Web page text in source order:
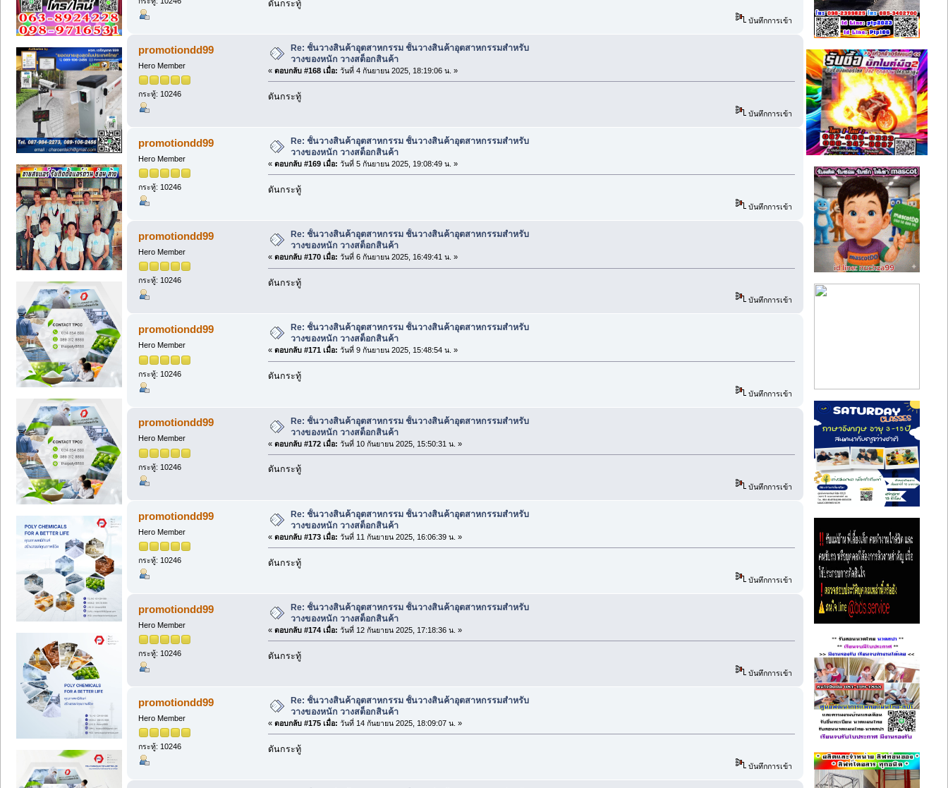
ดันกระทู้
บันทึกการเข้า
promotiondd99
Hero Member
กระทู้: 10246
Re: ชั้นวางสินค้าอุตสาหกรรม ชั้นวางสินค้าอุตสาหกรรมสำหรับ
วางของหนัก วางสต็อกสินค้า
« ตอบกลับ #168 เมื่อ: วันที่ 4 กันยายน 2025, 18:19:06 น. »
ดันกระทู้
บันทึกการเข้า
promotiondd99
Hero Member
กระทู้: 10246
Re: ชั้นวางสินค้าอุตสาหกรรม ชั้นวางสินค้าอุตสาหกรรมสำหรับ
วางของหนัก วางสต็อกสินค้า
« ตอบกลับ #169 เมื่อ: วันที่ 5 กันยายน 2025, 19:08:49 น. »
ดันกระทู้
บันทึกการเข้า
promotiondd99
Hero Member
กระทู้: 10246
Re: ชั้นวางสินค้าอุตสาหกรรม ชั้นวางสินค้าอุตสาหกรรมสำหรับ
วางของหนัก วางสต็อกสินค้า
« ตอบกลับ #170 เมื่อ: วันที่ 6 กันยายน 2025, 16:49:41 น. »
ดันกระทู้
บันทึกการเข้า
promotiondd99
Hero Member
กระทู้: 10246
Re: ชั้นวางสินค้าอุตสาหกรรม ชั้นวางสินค้าอุตสาหกรรมสำหรับ
วางของหนัก วางสต็อกสินค้า
« ตอบกลับ #171 เมื่อ: วันที่ 9 กันยายน 2025, 15:48:54 น. »
ดันกระทู้
บันทึกการเข้า
promotiondd99
Hero Member
กระทู้: 10246
Re: ชั้นวางสินค้าอุตสาหกรรม ชั้นวางสินค้าอุตสาหกรรมสำหรับ
วางของหนัก วางสต็อกสินค้า
« ตอบกลับ #172 เมื่อ: วันที่ 10 กันยายน 2025, 15:50:31 น. »
ดันกระทู้
บันทึกการเข้า
promotiondd99
Hero Member
กระทู้: 10246
Re: ชั้นวางสินค้าอุตสาหกรรม ชั้นวางสินค้าอุตสาหกรรมสำหรับ
วางของหนัก วางสต็อกสินค้า
« ตอบกลับ #173 เมื่อ: วันที่ 11 กันยายน 2025, 16:06:39 น. »
ดันกระทู้
บันทึกการเข้า
promotiondd99
Hero Member
กระทู้: 10246
Re: ชั้นวางสินค้าอุตสาหกรรม ชั้นวางสินค้าอุตสาหกรรมสำหรับ
วางของหนัก วางสต็อกสินค้า
« ตอบกลับ #174 เมื่อ: วันที่ 12 กันยายน 2025, 17:18:36 น. »
ดันกระทู้
บันทึกการเข้า
promotiondd99
Hero Member
กระทู้: 10246
Re: ชั้นวางสินค้าอุตสาหกรรม ชั้นวางสินค้าอุตสาหกรรมสำหรับ
วางของหนัก วางสต็อกสินค้า
« ตอบกลับ #175 เมื่อ: วันที่ 14 กันยายน 2025, 18:09:07 น. »
ดันกระทู้
บันทึกการเข้า